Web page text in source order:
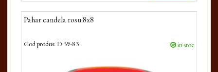
Pahar candela rosu 8x8
Cod produs: D 39-83 in stoc